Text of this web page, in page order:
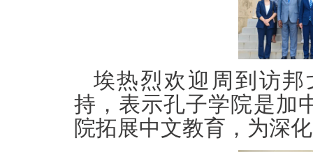
埃热烈欢迎周到访
持，表示孔子学院是加
院拓展中文教育，为深